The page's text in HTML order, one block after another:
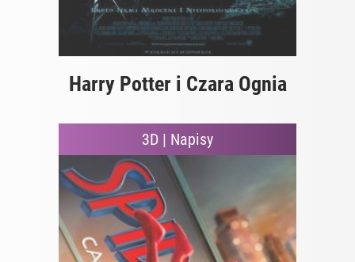
Harry Potter i Czara Ognia
3D | Napisy